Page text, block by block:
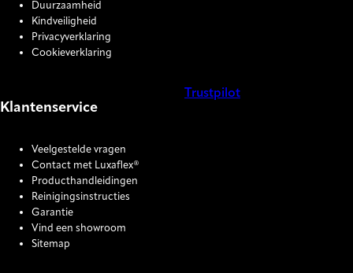
Duurzaamheid
Kindveiligheid
Privacyverklaring
Cookieverklaring
Klantenservice
Veelgestelde vragen
Contact met Luxaflex®
Producthandleidingen
Reinigingsinstructies
Garantie
Vind een showroom
Sitemap
Trustpilot